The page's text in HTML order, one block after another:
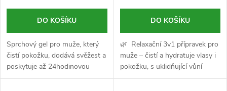
DO KOŠÍKU
Sprchový gel pro muže, který
čistí pokožku, dodává svěžest a
poskytuje až 24hodinovou
ochranu proti zápachu. 💪✨
DO KOŠÍKU
🌿 Relaxační 3v1 přípravek pro
muže – čistí a hydratuje vlasy i
pokožku, s uklidňující vůní
heřmánku a borovice. ✨